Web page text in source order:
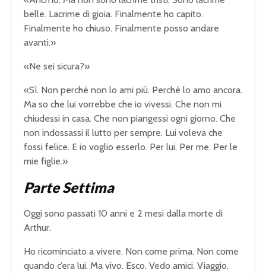
belle. Lacrime di gioia. Finalmente ho capito.
Finalmente ho chiuso. Finalmente posso andare
avanti.»
«Ne sei sicura?»
«Sì. Non perché non lo ami più. Perché lo amo ancora.
Ma so che lui vorrebbe che io vivessi. Che non mi
chiudessi in casa. Che non piangessi ogni giorno. Che
non indossassi il lutto per sempre. Lui voleva che
fossi felice. E io voglio esserlo. Per lui. Per me. Per le
mie figlie.»
Parte Settima
Oggi sono passati 10 anni e 2 mesi dalla morte di
Arthur.
Ho ricominciato a vivere. Non come prima. Non come
quando c’era lui. Ma vivo. Esco. Vedo amici. Viaggio.